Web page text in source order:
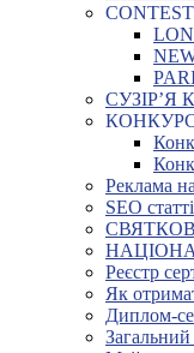
СУЗІР’Я
Реклама
SEO статті
Реєстр
Як
Диплом-
Загальний